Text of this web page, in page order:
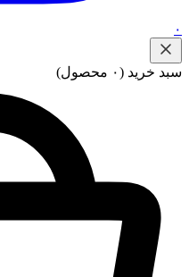
۰
سبد خرید (۰ محصول)